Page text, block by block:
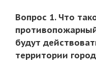
Вопрос 1. Что
будут
территории